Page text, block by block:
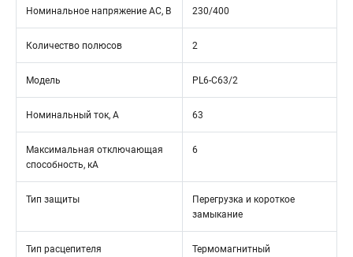
Номинальное напряжение АС, В 230/400
Количество полюсов 2
Модель PL6-C63/2
Номинальный ток, А 63
Максимальная отключающая
способность, кА
6
Тип защиты
Перегрузка и короткое
замыкание
Тип расцепителя Термомагнитный